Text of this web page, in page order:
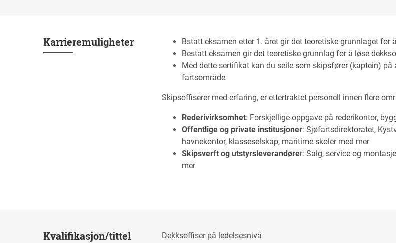
Karrieremuligheter
Bstått eksamen etter 1. året gir det teoretiske grunnlaget for
Bestått eksamen gir det teoretiske grunnlag for å løse
Med dette sertifikat kan du seile som skipsfører (kaptein) på
fartsområde
Skipsoffiserer med erfaring, er ettertraktet personell innen flere
Rederivirksomhet: Forskjellige oppgave på rederikontor,
Offentlige og private institusjoner: Sjøfartsdirektoratet,
havnekontor, klasseselskap, maritime skoler med mer
Skipsverft og utstyrsleverandører: Salg, service og
mer
Kvalifikasjon/tittel Dekksoffiser på ledelsesnivå